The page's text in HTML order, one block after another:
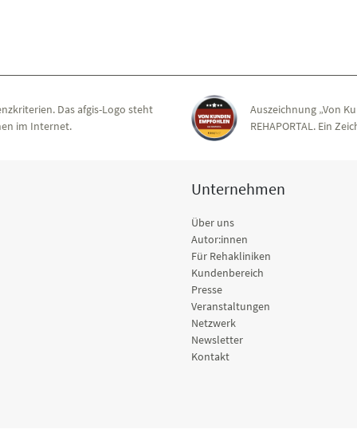
Das afgis-Logo steht
im Internet.
Auszeichnung „Von
REHAPORTAL. Ein
Unternehmen
Über uns
Autor:innen
Für Rehakliniken
Kundenbereich
Presse
Veranstaltungen
Netzwerk
Newsletter
Kontakt